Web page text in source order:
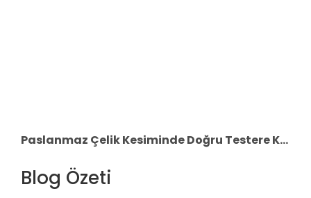
Paslanmaz Çelik Kesiminde Doğru Testere Kullanımı
Blog Özeti